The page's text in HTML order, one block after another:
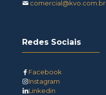
comercial@kvo.com.br
Redes Sociais
Facebook
Instagram
Linkedin